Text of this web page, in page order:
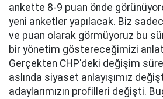
ankette 8-9 puan önde
yeni anketler yapılacak. Biz
ve puan olarak görmüyoruz bu
bir yönetim göstereceğimizi
Gerçekten CHP'deki değişim
aslında siyaset anlayışımız
adaylarımızın profilleri değişti.